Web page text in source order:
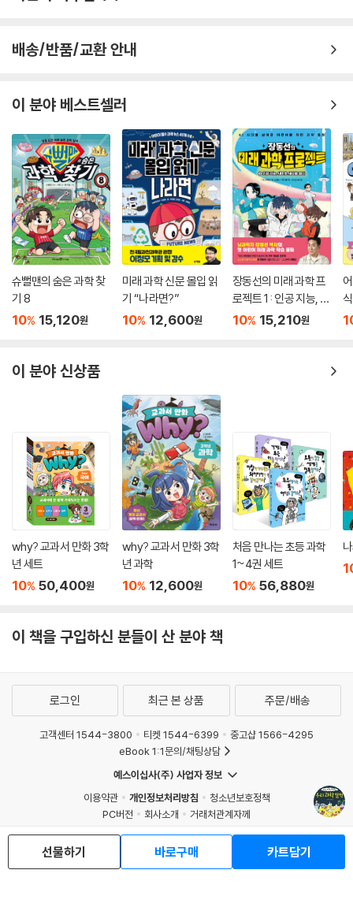
배송/반품/교환 안내
이 분야 베스트셀러
슈뻘맨의 숨은 과학 찾
기 8
10% 15,120원
미래 과학 신문 몰입 읽
기 “나라면?”
10% 12,600원
장동선의 미래 과학 프
로젝트 1 : 인공 지능, 새
로운 세상을 열다
10% 15,210원
이 분야 신상품
why? 교과서 만화 3학
년 세트
10% 50,400원
why? 교과서 만화 3학
년 과학
10% 12,600원
처음 만나는 초등 과학
1~4권 세트
10% 56,880원
이 책을 구입하신 분들이 산 분야 책
선물하기 바로구매 카트담기
로그인 최근 본 상품 주문/배송
고객센터 1544-3800 티켓 1544-6399
중고샵 1566-4295
eBook 1:1문의/채팅상담
예스이십사(주) 사업자 정보
이용약관
개인정보처리방침
청소년보호정책
PC버전
회사소개
거래처관계자께
Copyright © YES24 Corp. All Rights Reserved.
MATOM13